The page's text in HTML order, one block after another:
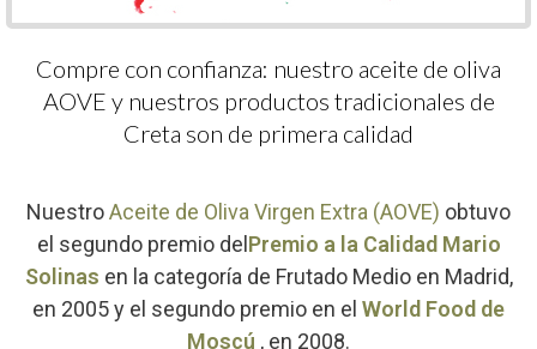
Compre con confianza: nuestro aceite de oliva
AOVE y nuestros productos tradicionales de
Creta son de primera calidad
NuestroAceite de Oliva Virgen Extra (AOVE) obtuvo
el segundo premio del Premio a la Calidad Mario
Solinas en la categoría de Frutado Medio en Madrid,
en 2005 y el segundo premio en el World Food de
Moscú , en 2008.